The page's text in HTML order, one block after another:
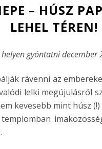
– HÚSZ
LEHEL TÉREN!
gyóntatni december
rávenni az
lelki megújulásról
kevesebb mint húsz